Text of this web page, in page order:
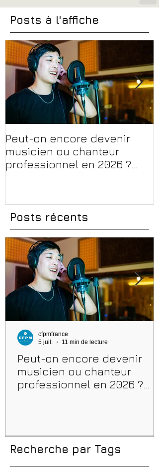
Posts à l'affiche
Peut-on encore devenir
musicien ou chanteur
professionnel en 2026 ?
Posts récents
Peut-on encore devenir
musicien ou chanteur
professionnel en 2026 ?
cfpmfrance
5 juil.
11 min de lecture
Recherche par Tags